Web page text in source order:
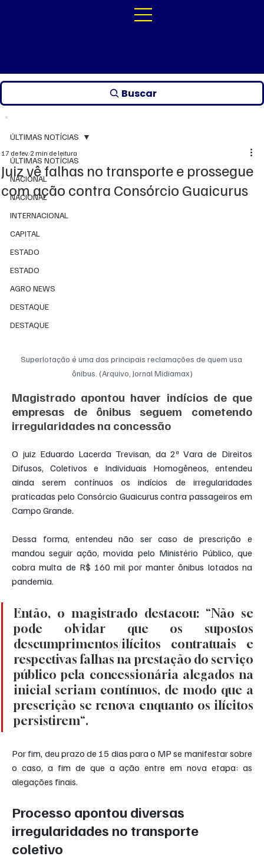
Buscar
ÚLTIMAS NOTÍCIAS
NACIONAL
NACIONAL
INTERNACIONAL
CAPITAL
ESTADO
ESTADO
AGRO NEWS
DESTAQUE
DESTAQUE
ÚLTIMAS NOTÍCIAS
Juiz vê falhas no transporte e prossegue
com ação contra Consórcio Guaicurus
17 de fev.2 min de leitura
Superlotação é uma das principais reclamações de quem usa
ônibus. (Arquivo, Jornal Midiamax)
Magistrado apontou haver indícios de que
empresas de ônibus seguem cometendo
irregularidades na concessão
O juiz Eduardo Lacerda Trevisan, da 2ª Vara de Direitos
Difusos, Coletivos e Individuais Homogêneos, entendeu
ainda serem contínuos os indícios de irregularidades
praticadas pelo Consórcio Guaicurus contra passageiros em
Campo Grande.
Dessa forma, entendeu não ser caso de prescrição e
mandou seguir ação, movida pelo Ministério Público, que
cobra multa de R$ 160 mil por manter ônibus lotados na
pandemia.
Então, o magistrado destacou: “Não se
pode olvidar que os supostos
descumprimentos/ilícitos contratuais e
respectivas falhas na prestação do serviço
público pela concessionária alegados na
inicial seriam contínuos, de modo que a
prescrição se renova enquanto os ilícitos
persistirem“.
Por fim, deu prazo de 15 dias para o MP se manifestar sobre
o caso, a fim de que a ação entre em nova etapa: as
alegações finais.
Processo apontou diversas
irregularidades no transporte
coletivo